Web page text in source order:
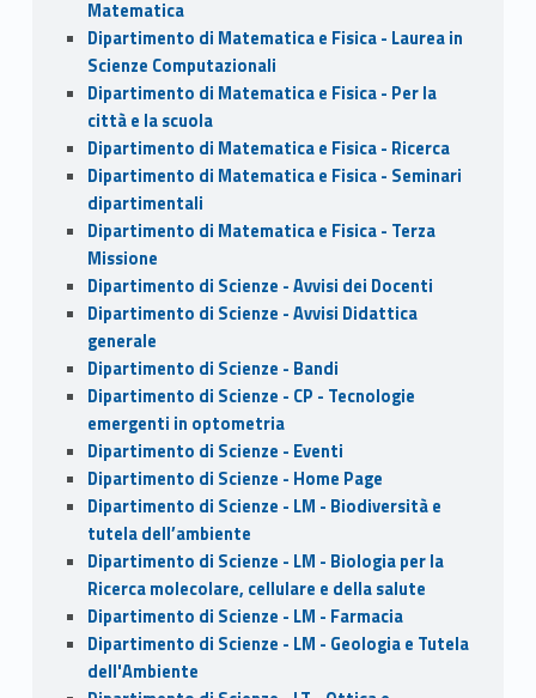
Matematica
Dipartimento di Matematica e Fisica - Laurea in
Scienze Computazionali
Dipartimento di Matematica e Fisica - Per la
città e la scuola
Dipartimento di Matematica e Fisica - Ricerca
Dipartimento di Matematica e Fisica - Seminari
dipartimentali
Dipartimento di Matematica e Fisica - Terza
Missione
Dipartimento di Scienze - Avvisi dei Docenti
Dipartimento di Scienze - Avvisi Didattica
generale
Dipartimento di Scienze - Bandi
Dipartimento di Scienze - CP - Tecnologie
emergenti in optometria
Dipartimento di Scienze - Eventi
Dipartimento di Scienze - Home Page
Dipartimento di Scienze - LM - Biodiversità e
tutela dell’ambiente
Dipartimento di Scienze - LM - Biologia per la
Ricerca molecolare, cellulare e della salute
Dipartimento di Scienze - LM - Farmacia
Dipartimento di Scienze - LM - Geologia e Tutela
dell'Ambiente